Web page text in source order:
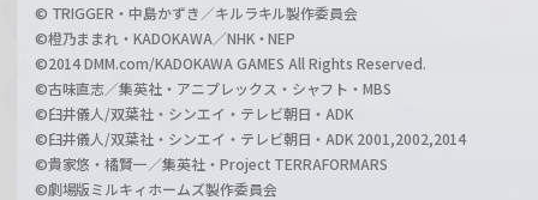
© TRIGGER・中島かずき／キルラキル製作委員会
©橙乃ままれ・KADOKAWA／NHK・NEP
©2014 DMM.com/KADOKAWA GAMES All Rights Reserved.
©古味直志／集英社・アニプレックス・シャフト・MBS
©臼井儀人/双葉社・シンエイ・テレビ朝日・ADK
©臼井儀人/双葉社・シンエイ・テレビ朝日・ADK 2001,2002,2014
©貴家悠・橘賢一／集英社・Project TERRAFORMARS
©劇場版ミルキィホームズ製作委員会